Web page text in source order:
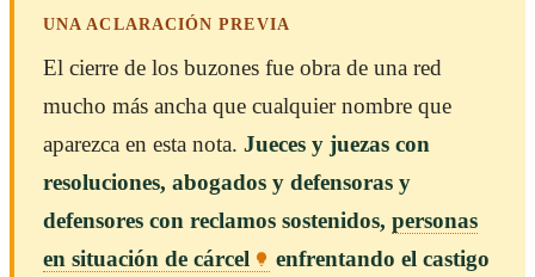
UNA ACLARACIÓN PREVIA
El cierre de los buzones fue obra de una red
mucho más ancha que cualquier nombre que
aparezca en esta nota. Jueces y juezas con
resoluciones, abogados y defensoras y
defensores con reclamos sostenidos, personas
en situación de cárcel
enfrentando el castigo